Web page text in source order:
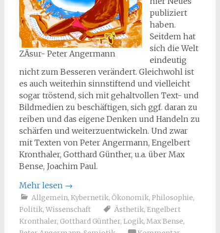
ZÄsur- Peter Angermann
publiziert
haben.
Seitdem hat
sich die Welt
eindeutig
nicht zum Besseren verändert. Gleichwohl ist
es auch weiterhin sinnstiftend und vielleicht
sogar tröstend, sich mit gehaltvollen Text- und
Bildmedien zu beschäftigen, sich ggf. daran zu
reiben und das eigene Denken und Handeln zu
schärfen und weiterzuentwickeln. Und zwar
mit Texten von Peter Angermann, Engelbert
Kronthaler, Gotthard Günther, u.a. über Max
Bense, Joachim Paul.
Mehr lesen →
Allgemein, Kybernetik, Ökonomik, Philosophie,
Politik, Wissenschaft Ästhetik, Engelbert
Kronthaler, Gotthard Günther, Logik, Max Bense,